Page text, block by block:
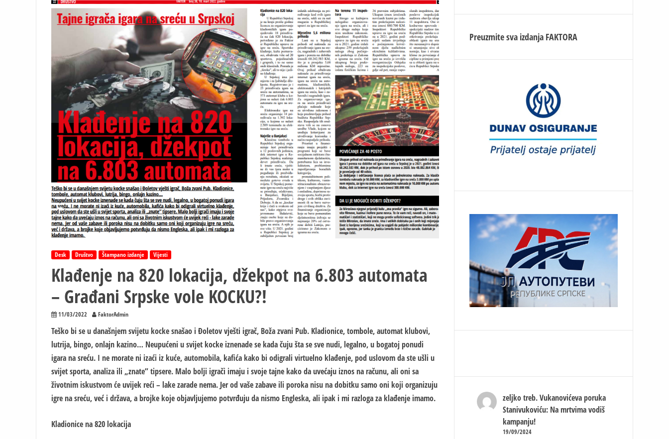
Desk Društvo Štampano izdanje Vijesti
Klađenje na 820 lokacija, džekpot na 6.803 automata
– Građani Srpske vole KOCKU?!
11/03/2022 FaktorAdmin
Teško bi se u današnjem svijetu kocke snašao i Đoletov vješti igrač, Boža zvani Pub. Kladionice, tombole, automat klubovi,
lutrija, bingo, onlajn kazino… Neupućeni u svijet kocke iznenade se kada čuju šta se sve nudi, legalno, u bogatoj ponudi
igara na sreću. I ne morate ni izaći iz kuće, automobila, kafića kako bi odigrali virtuelno klađenje, pod uslovom da ste ušli u
svijet sporta, analiza ili „znate” tipsere. Malo bolji igrači imaju i svoje tajne kako da uvećaju iznos na računu, ali oni sa
životnim iskustvom će uvijek reći – lake zarade nema. Jer od vaše zabave ili poroka nisu na dobitku samo oni koji organizuju
igre na sreću, već i država, a brojke koje objavljujemo potvrđuju da nismo Engleska, ali ipak i mi razloga za klađenje imamo.
Kladionice na 820 lokacija
Preuzmite sva izdanja FAKTORA
zeljko treb. Vukanovićeva poruka
Stanivukoviću: Na mrtvima vodiš
kampanju!
19/09/2024